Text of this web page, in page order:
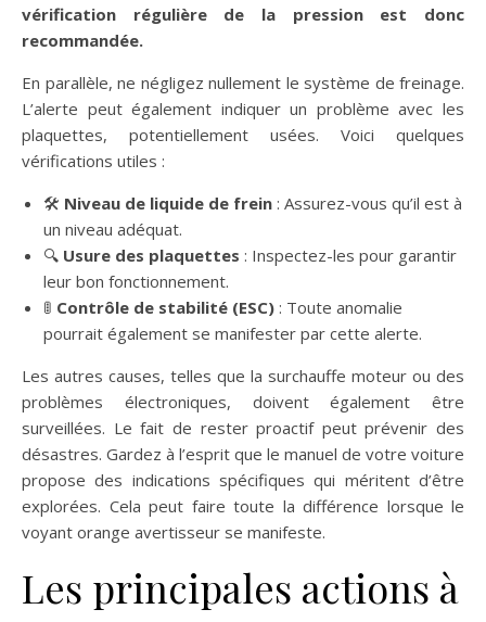
vérification régulière de la pression est donc
recommandée.
En parallèle, ne négligez nullement le système de freinage.
L’alerte peut également indiquer un problème avec les
plaquettes, potentiellement usées. Voici quelques
vérifications utiles :
🛠️ Niveau de liquide de frein : Assurez-vous qu’il est à
un niveau adéquat.
🔍 Usure des plaquettes : Inspectez-les pour garantir
leur bon fonctionnement.
🚦 Contrôle de stabilité (ESC) : Toute anomalie
pourrait également se manifester par cette alerte.
Les autres causes, telles que la surchauffe moteur ou des
problèmes électroniques, doivent également être
surveillées. Le fait de rester proactif peut prévenir des
désastres. Gardez à l’esprit que le manuel de votre voiture
propose des indications spécifiques qui méritent d’être
explorées. Cela peut faire toute la différence lorsque le
voyant orange avertisseur se manifeste.
Les principales actions à